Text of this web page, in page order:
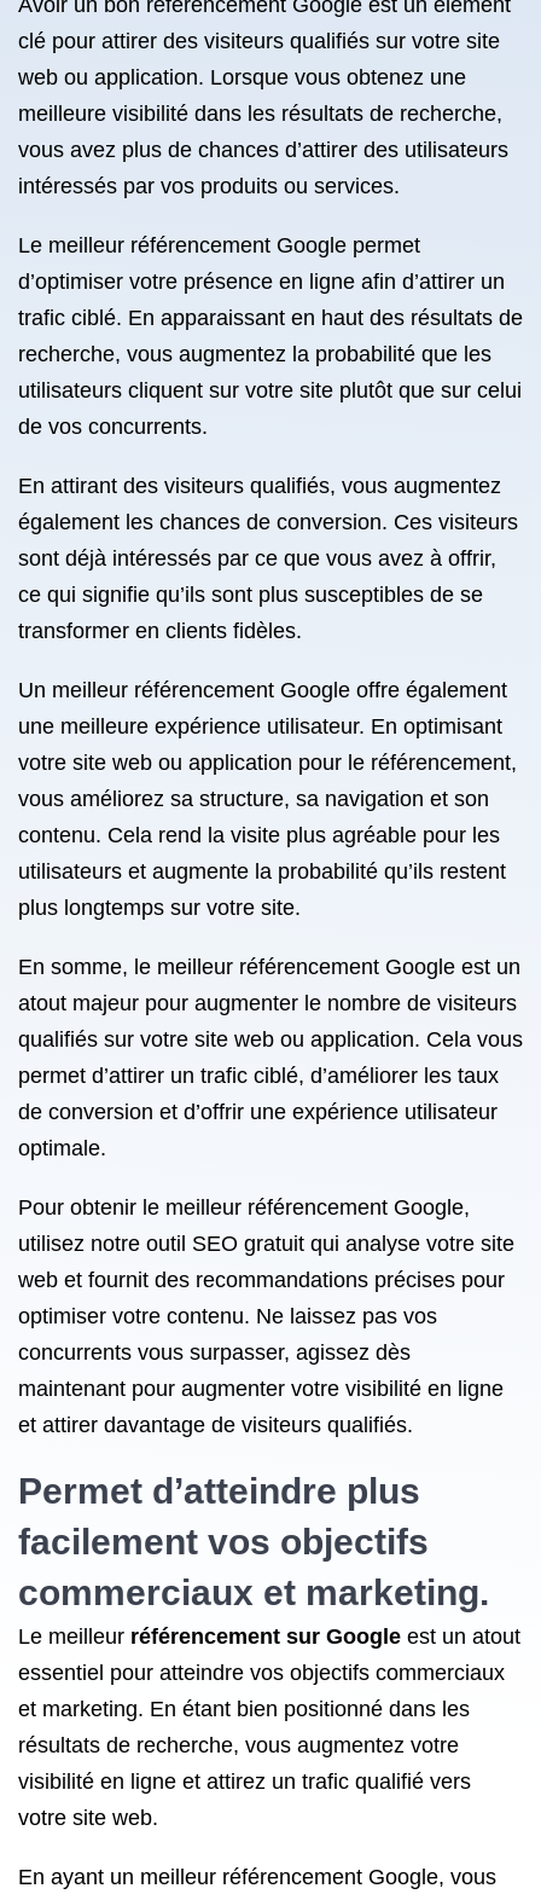
Avoir un bon référencement Google est un élément
clé pour attirer des visiteurs qualifiés sur votre site
web ou application. Lorsque vous obtenez une
meilleure visibilité dans les résultats de recherche,
vous avez plus de chances d’attirer des utilisateurs
intéressés par vos produits ou services.
Le meilleur référencement Google permet
d’optimiser votre présence en ligne afin d’attirer un
trafic ciblé. En apparaissant en haut des résultats de
recherche, vous augmentez la probabilité que les
utilisateurs cliquent sur votre site plutôt que sur celui
de vos concurrents.
En attirant des visiteurs qualifiés, vous augmentez
également les chances de conversion. Ces visiteurs
sont déjà intéressés par ce que vous avez à offrir,
ce qui signifie qu’ils sont plus susceptibles de se
transformer en clients fidèles.
Un meilleur référencement Google offre également
une meilleure expérience utilisateur. En optimisant
votre site web ou application pour le référencement,
vous améliorez sa structure, sa navigation et son
contenu. Cela rend la visite plus agréable pour les
utilisateurs et augmente la probabilité qu’ils restent
plus longtemps sur votre site.
En somme, le meilleur référencement Google est un
atout majeur pour augmenter le nombre de visiteurs
qualifiés sur votre site web ou application. Cela vous
permet d’attirer un trafic ciblé, d’améliorer les taux
de conversion et d’offrir une expérience utilisateur
optimale.
Pour obtenir le meilleur référencement Google,
utilisez notre outil SEO gratuit qui analyse votre site
web et fournit des recommandations précises pour
optimiser votre contenu. Ne laissez pas vos
concurrents vous surpasser, agissez dès
maintenant pour augmenter votre visibilité en ligne
et attirer davantage de visiteurs qualifiés.
Permet d’atteindre plus
facilement vos objectifs
commerciaux et marketing.
Le meilleur référencement sur Google est un atout
essentiel pour atteindre vos objectifs commerciaux
et marketing. En étant bien positionné dans les
résultats de recherche, vous augmentez votre
visibilité en ligne et attirez un trafic qualifié vers
votre site web.
En ayant un meilleur référencement Google, vous